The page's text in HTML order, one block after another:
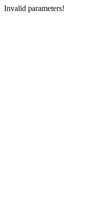
Invalid parameters!